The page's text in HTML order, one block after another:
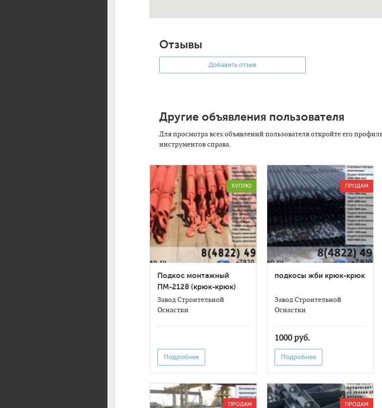
Отзывы
Добавить отзыв
Другие объявления пользователя
Для просмотра всех объявлений пользователя откройте его
инструментов справа.
КУПЛЮ
Подкос монтажный
ПМ-2128 (крюк-крюк)
Завод Строительной
Оснастки
Подробнее
ПРОДАМ
подкосы жби крюк-крюк
Завод Строительной
Оснастки
1000 руб.
Подробнее
ПРОДАМ ПРОДАМ